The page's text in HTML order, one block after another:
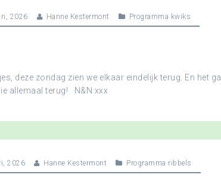
2026 Hanne Kestermont Programma kwiks
deze zondag zien we elkaar eindelijk terug. En het
allemaal terug! N&N xxx
2026 Hanne Kestermont Programma ribbels